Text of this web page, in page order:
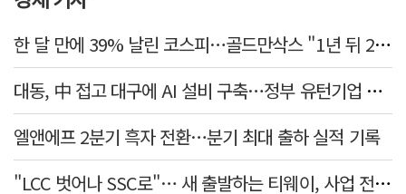
한 달 만에 39% 날린 코스피…골드만삭스 "1년 뒤 2배" 예상, 왜?
대동, 中 접고 대구에 AI 설비 구축…정부 유턴기업 선정
엘앤에프 2분기 흑자 전환…분기 최대 출하 실적 기록
"LCC 벗어나 SSC로"… 새 출발하는 티웨이, 사업 전략 발표